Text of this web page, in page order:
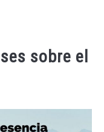
sobre el